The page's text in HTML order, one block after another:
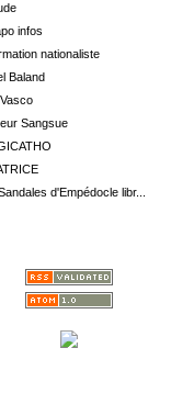
infos
nationaliste
Baland
Sangsue
d'Empédocle libr...